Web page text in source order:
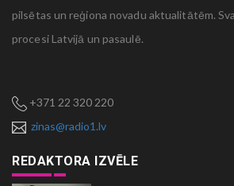
pilsētas un reģiona novadu aktualitātēm.
procesi Latvijā un pasaulē.
+371 22 320 220
zinas@radio1.lv
REDAKTORA IZVĒLE